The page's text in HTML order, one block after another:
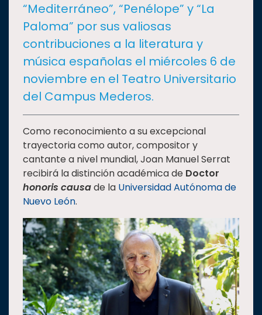
SALUD
SUSTENTABILIDAD
Oferta
educativa
Estudiantes
Rectoría
Investigación
Internacionalización
Responsabilidad
social
Vinculación
Historia
“Mediterráneo”, “Penélope” y “La
Paloma” por sus valiosas
contribuciones a la literatura y
música españolas el miércoles 6 de
noviembre en el Teatro Universitario
del Campus Mederos.
Como reconocimiento a su excepcional
trayectoria como autor, compositor y
cantante a nivel mundial, Joan Manuel Serrat
recibirá la distinción académica de Doctor
honoris causade la Universidad Autónoma de
Nuevo León.